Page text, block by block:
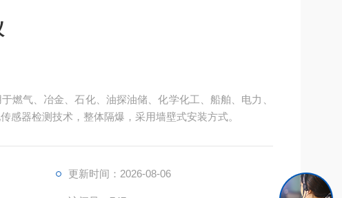
燃气、冶金、石化、油探油储、化学化工、船舶、电力、
感器检测技术，整体隔爆，采用墙壁式安装方式。
更新时间：2026-08-06